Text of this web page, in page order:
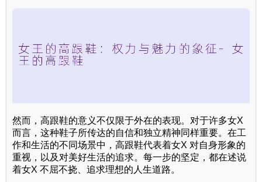
然而，高跟鞋的意义不仅限于外在的表现。对于许多女X
而言，这种鞋子所传达的自信和独立精神同样重要。在工
作和生活的不同场景中，高跟鞋代表着女X 对自身形象的
重视，以及对美好生活的追求。每一步的坚定，都在述说
着女X 不屈不挠、追求理想的人生道路。